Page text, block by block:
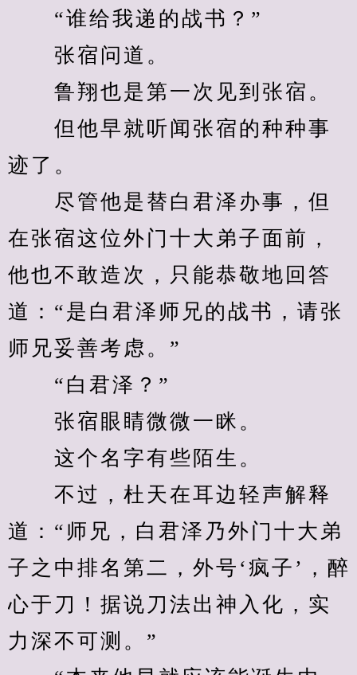
“谁给我递的战书？”
张宿问道。
鲁翔也是第一次见到张宿。
但他早就听闻张宿的种种事
迹了。
尽管他是替白君泽办事，但
在张宿这位外门十大弟子面前，
他也不敢造次，只能恭敬地回答
道：“是白君泽师兄的战书，请张
师兄妥善考虑。”
“白君泽？”
张宿眼睛微微一眯。
这个名字有些陌生。
不过，杜天在耳边轻声解释
道：“师兄，白君泽乃外门十大弟
子之中排名第二，外号‘疯子’，醉
心于刀！据说刀法出神入化，实
力深不可测。”